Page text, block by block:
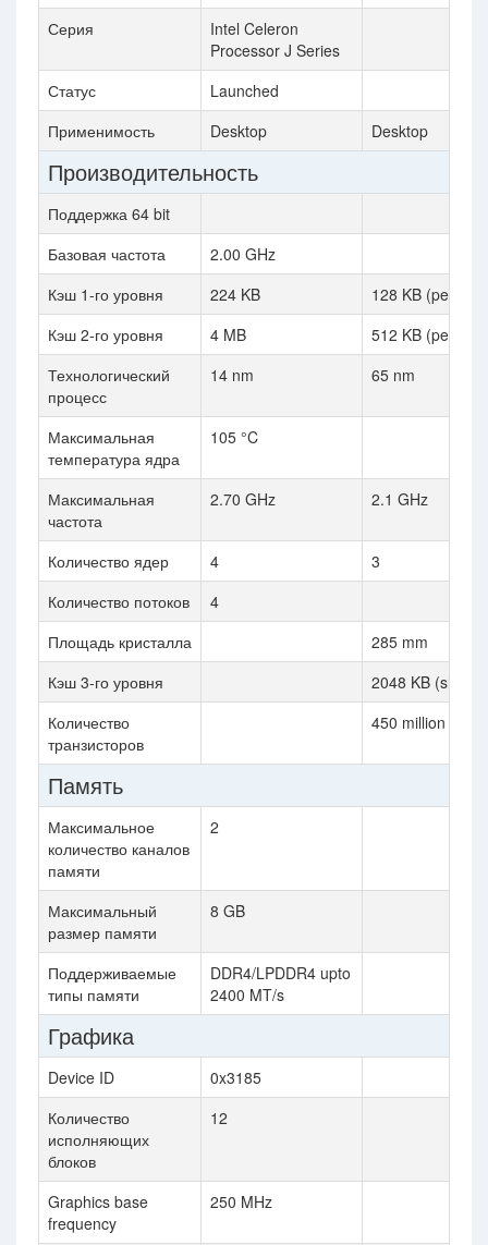
Серия
Intel Celeron
Processor J Series
Статус
Launched
Применимость
Desktop Desktop
Производительность
Поддержка 64 bit
Базовая частота
2.00 GHz
Кэш 1-го уровня
224 KB
128 KB (per
Кэш 2-го уровня
4 MB
512 KB (per
Технологический
процесс
14 nm 65 nm
Максимальная
температура ядра
105 °C
Максимальная
частота
2.70 GHz 2.1 GHz
Количество ядер 4
3
Количество потоков
4
Площадь кристалла
285 mm
Кэш 3-го уровня
2048 KB
Количество
транзисторов
450 million
Память
Максимальное
количество каналов
памяти
2
Максимальный
размер памяти
8 GB
Поддерживаемые
типы памяти
DDR4/LPDDR4 upto
2400 MT/s
Графика
Device ID
0x3185
Количество
исполняющих
блоков
12
Graphics base
frequency
250 MHz